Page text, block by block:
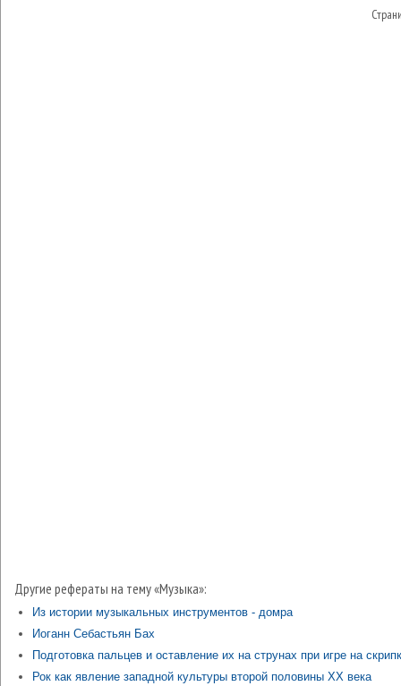
Другие рефераты на тему «Музыка»:
Из истории музыкальных инструментов - домра
Иоганн Себастьян Бах
Подготовка пальцев и оставление их на струнах при игре на
Рок как явление западной культуры второй половины ХХ века